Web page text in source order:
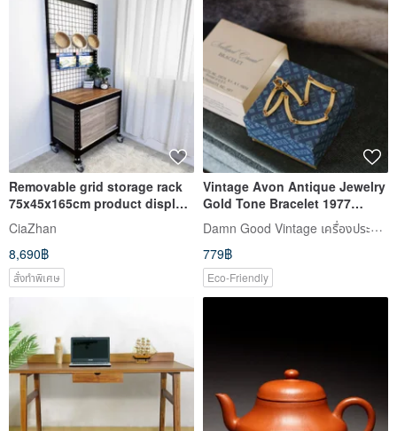
Removable grid storage rack
75x45x165cm product display
rack
CiaZhan
8,690฿
สั่งทำพิเศษ
Vintage Avon Antique Jewelry
Gold Tone Bracelet 1977
Original Box BR165
Damn Good Vintage เครื่องประดับโบราณแสนงดงาม
779฿
Eco-Friendly